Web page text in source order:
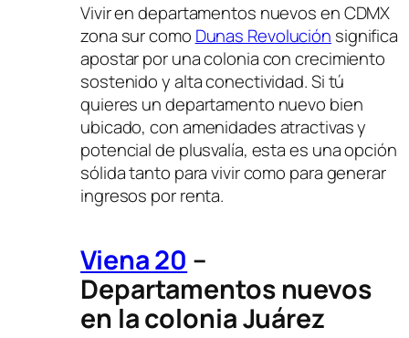
Vivir en departamentos nuevos en CDMX
zona sur como Dunas Revolución significa
apostar por una colonia con crecimiento
sostenido y alta conectividad. Si tú
quieres un departamento nuevo bien
ubicado, con amenidades atractivas y
potencial de plusvalía, esta es una opción
sólida tanto para vivir como para generar
ingresos por renta.
Viena 20 –
Departamentos nuevos
en la colonia Juárez